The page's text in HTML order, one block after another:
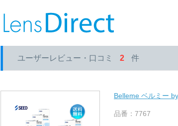
ユーザーレビュー・口コミ 2 件
Belleme ベルミー
品番：7767